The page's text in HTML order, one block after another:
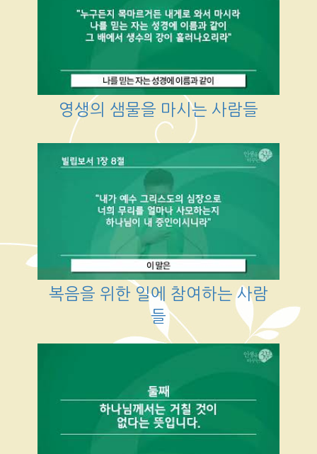
영생의 샘물을 마시는 사람들
복음을 위한 일에 참여하는 사람
들